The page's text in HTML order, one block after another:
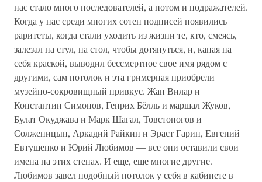
нас стало много последователей, а потом и подражателей.
Когда у нас среди многих сотен подписей появились
раритеты, когда стали уходить из жизни те, кто, смеясь,
залезал на стул, на стол, чтобы дотянуться, и, капая на
себя краской, выводил бессмертное свое имя рядом с
другими, сам потолок и эта гримерная приобрели
музейно-сокровищный привкус. Жан Вилар и
Константин Симонов, Генрих Бёлль и маршал Жуков,
Булат Окуджава и Марк Шагал, Товстоногов и
Солженицын, Аркадий Райкин и Эраст Гарин, Евгений
Евтушенко и Юрий Любимов — все они оставили свои
имена на этих стенах. И еще, еще многие другие.
Любимов завел подобный потолок у себя в кабинете в